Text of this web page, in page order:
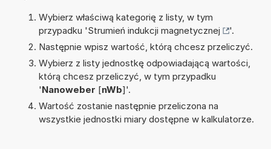
Wybierz właściwą kategorię z listy, w tym
przypadku 'Strumień indukcji magnetycznej
'.
Następnie wpisz wartość, którą chcesz przeliczyć.
Wybierz z listy jednostkę odpowiadającą wartości,
którą chcesz przeliczyć, w tym przypadku
'Nanoweber [nWb]'.
Wartość zostanie następnie przeliczona na
wszystkie jednostki miary dostępne w kalkulatorze.